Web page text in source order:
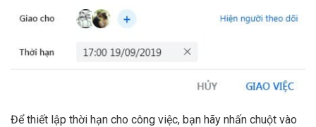
Để thiết lập thời hạn cho công việc, bạn hãy nhấn chuột vào